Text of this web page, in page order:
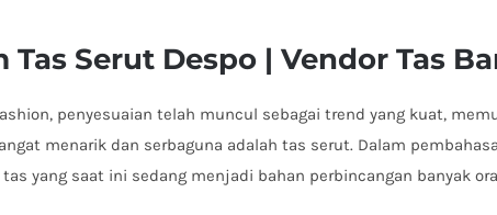
Tas Serut Despo | Vendor Tas
penyesuaian telah muncul sebagai trend yang kuat,
menarik dan serbaguna adalah tas serut. Dalam
yang saat ini sedang menjadi bahan perbincangan banyak